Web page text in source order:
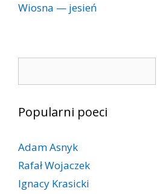
Wiosna — jesień
Popularni poeci
Adam Asnyk
Rafał Wojaczek
Ignacy Krasicki